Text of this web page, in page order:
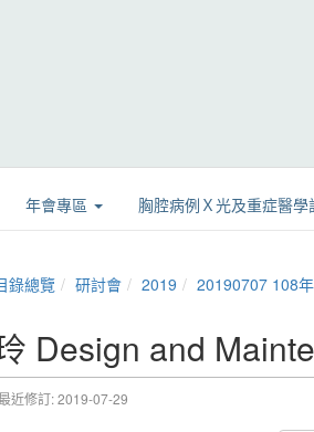
年會專區 胸腔病例Ｘ光及重症醫學
錄總覽 研討會 2019 20190707 108
Design and
近修訂: 2019-07-29